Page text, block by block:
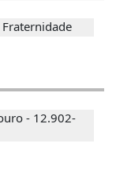
Fraternidade
- 12.902-